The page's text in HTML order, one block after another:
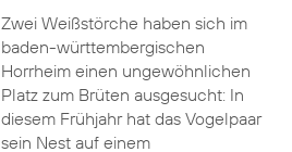
Zwei Weißstörche haben sich im
baden-württembergischen
Horrheim einen ungewöhnlichen
Platz zum Brüten ausgesucht: In
diesem Frühjahr hat das Vogelpaar
sein Nest auf einem